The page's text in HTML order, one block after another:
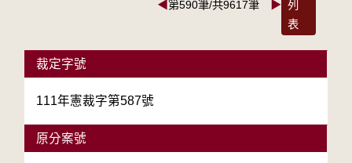
◀第590筆/共9617筆 ▶ 列
表
裁定字號
111年憲裁字第587號
原分案號